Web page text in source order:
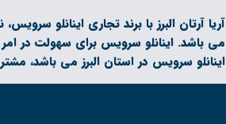
می باشد. اینانلو سرویس برای سهولت در
اینانلو سرویس در استان البرز می باشد،